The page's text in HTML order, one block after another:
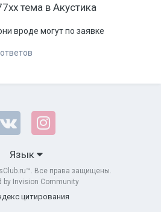
тема в Акустика
вроде могут по заявке
Язык
Все права защищены.
by Invision Community